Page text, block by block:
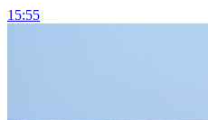
15:55